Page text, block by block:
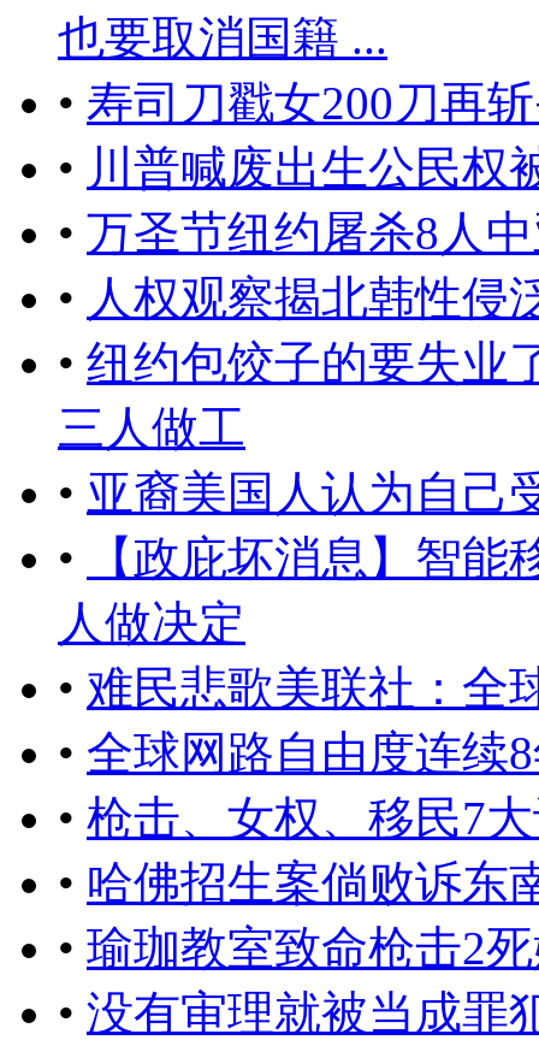
也要取消国籍 ...
• 寿司刀戳女200刀再
• 川普喊废出生公民权
• 万圣节纽约屠杀8人
• 人权观察揭北韩性侵
• 纽约包饺子的要失业
三人做工
• 亚裔美国人认为自己
•
【政庇坏消息】智
人做决定
• 难民悲歌美联社：全
• 全球网路自由度连续
• 枪击、女权、移民7
• 哈佛招生案倘败诉东
• 瑜珈教室致命枪击2
• 没有审理就被当成罪